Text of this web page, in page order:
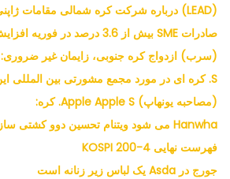
(LEAD) درباره شرکت کره شمالی مقامات ژاپنی بحث می کند
صادرات SME بیش از 3.6 درصد در فوریه افزایش یافت.
(سرب) ازدواج کره جنوبی، زایمان غیر ضروری:
S. کره ای در مورد مجمع مشورتی بین المللی این
(مصاحبه یونهاپ) Apple Apple S. کره:
Hanwha می شود ویتنام تحسین دوو کشتی سازی تصاحب
فهرست نهایی KOSPI 200-4
جورج در Asda یک لباس زیر زنانه است